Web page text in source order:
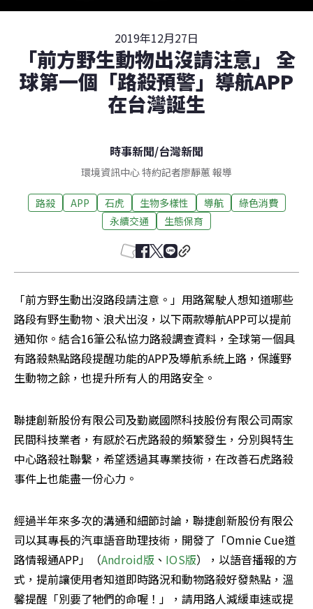
2019年12月27日
「前方野生動物出沒請注意」 全
球第一個「路殺預警」導航APP
在台灣誕生
時事新聞/台灣新聞
環境資訊中心 特約記者廖靜蕙 報導
路殺 APP 石虎 生物多樣性 導航
綠色消費
永續交通
生態保育
「前方野生動出沒路段請注意。」用路駕駛人想知道哪些
路段有野生動物、浪犬出沒，以下兩款導航APP可以提前
通知你。結合16筆公私協力路殺調查資料，全球第一個具
有路殺熱點路段提醒功能的APP及導航系統上路，保護野
生動物之餘，也提升所有人的用路安全。
聯捷創新股份有限公司及勤崴國際科技股份有限公司兩家
民間科技業者，有感於石虎路殺的頻繁發生，分別與特生
中心路殺社聯繫，希望透過其專業技術，在改善石虎路殺
事件上也能盡一份心力。
經過半年來多次的溝通和細節討論，聯捷創新股份有限公
司以其專長的汽車語音助理技術，開發了「Omnie Cue道
路情報通APP」（Android版 、 IOS版），以語音播報的方
式，提前讓使用者知道即時路況和動物路殺好發熱點，溫
馨提醒「別要了牠們的命喔！」，請用路人減緩車速或提